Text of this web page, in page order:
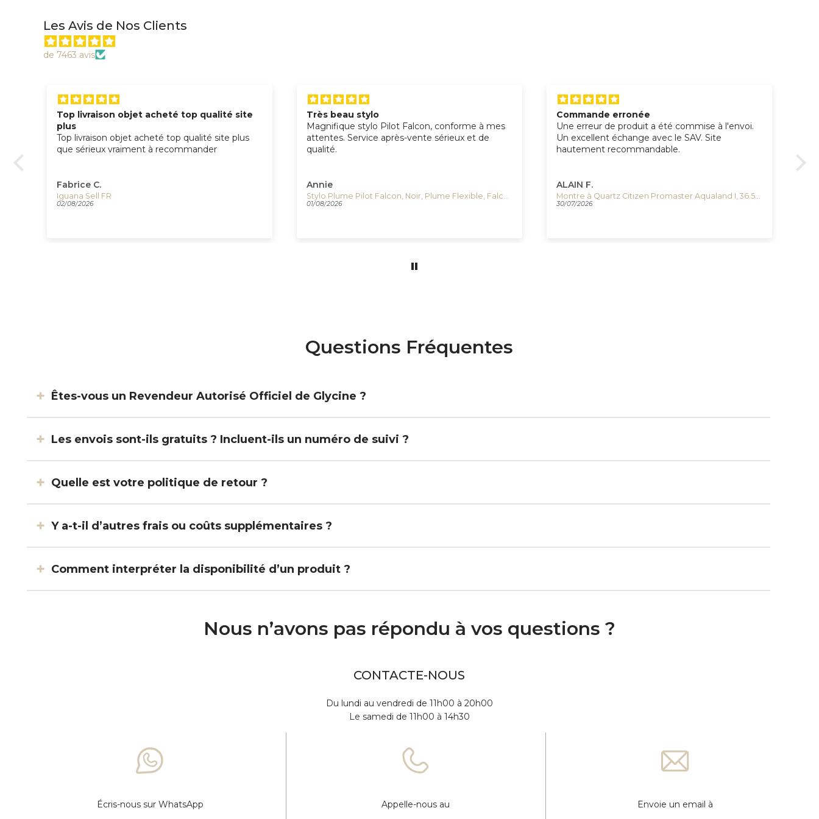
Les Avis de Nos Clients
de 7463 avis
Top livraison objet acheté top qualité site
plus
Top livraison objet acheté top qualité site plus
que sérieux vraiment à recommander
Fabrice C.
Iguana Sell FR
02/08/2026
Très beau stylo
Magnifique stylo Pilot Falcon, conforme à mes
attentes. Service après-vente sérieux et de
qualité.
Annie
01/08/2026
Commande erronée
Une erreur de produit a été commise à l'envoi.
Un excellent échange avec le SAV. Site
hautement recommandable.
ALAIN F.
30/07/2026
Questions Fréquentes
Êtes-vous un Revendeur Autorisé Officiel de Glycine ?
Les envois sont-ils gratuits ? Incluent-ils un numéro de suivi ?
Quelle est votre politique de retour ?
Y a-t-il d’autres frais ou coûts supplémentaires ?
Comment interpréter la disponibilité d’un produit ?
Nous n’avons pas répondu à vos questions ?
CONTACTE-NOUS
Du lundi au vendredi de 11h00 à 20h00
Le samedi de 11h00 à 14h30
Écris-nous sur WhatsApp Appelle-nous au Envoie un email à